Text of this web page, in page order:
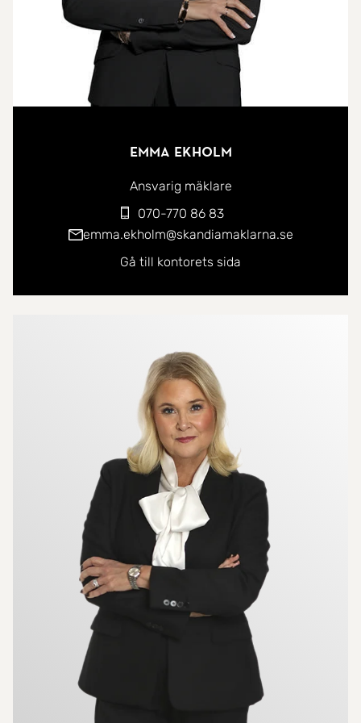
- Möjlighet till flera sovrum
- Omlagt tak (1999)
- Värmepump från 2011 och elpanna från 2016
- Närhet till kommunikationer, natur, skolor och
- Besiktningsdokument och energideklaration
kommer 27/5 -
fönsterpartier samt utgång ut mot baksidan. Till
vänster från hallen ligger det rymliga köket med
gott om plats för familj och vänner därtill finns det
gott om skåp och arbetsbänkar.
En privat avdelning med två bra sovrum med
inbyggda garderober, samt ett badrum. Från det
större sovrummet finns utgången till stor fin altan i
Källarplanet når du centrerat i bostaden och
erbjuder ett allrum med öppen spis. Ytterligare ett
förråd och matkällare.
Ett fantastiskt trivsamt och gediget hus med gott
Emma Ekholm
Ansvarig mäklare
070-770 86 83
emma.ekholm@skandiamaklarna.se
Gå till kontorets sida